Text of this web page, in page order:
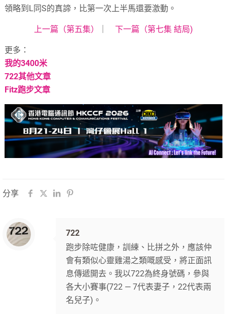
領略到L同S的真諦，比第一次上半馬還要激動。
上一篇（第五集） 下一篇（第七集 結局)
更多：
我的3400米
722其他文章
Fitz跑步文章
分享
722
跑步除咗健康，訓練、比拼之外，應該仲
會有類似心靈雞湯之類嘅感受，將正面訊
息傳遞開去。我以722為終身號碼，參與
各大小賽事(722 — 7代表妻子，22代表兩
名兒子)。